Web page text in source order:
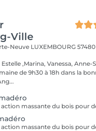
Ville
Neuve LUXEMBOURG 57480
,Marina, Vanessa, Anne-
de 9h30 à 18h dans la